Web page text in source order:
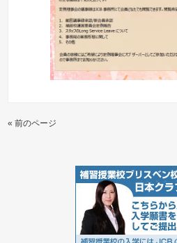
« 前のページ